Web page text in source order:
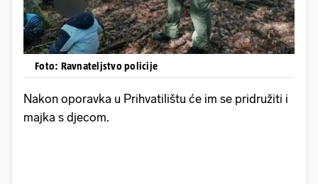
Foto: Ravnateljstvo policije
Nakon oporavka u Prihvatilištu će im se pridružiti i
majka s djecom.